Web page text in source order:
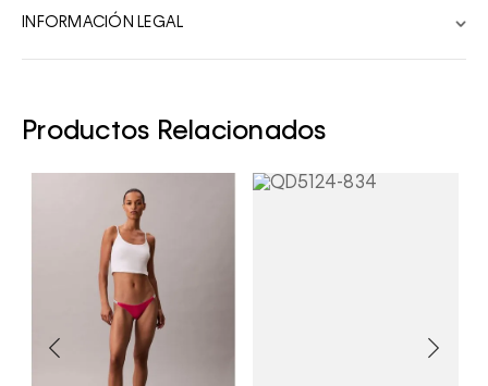
INFORMACIÓN LEGAL
Productos Relacionados